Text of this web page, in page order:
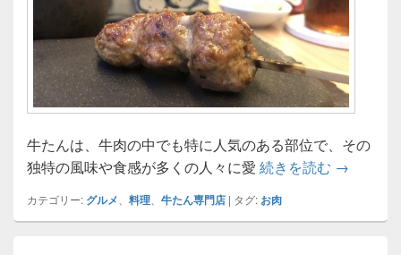
牛たんは、牛肉の中でも特に人気のある部位で、その
独特の風味や食感が多くの人々に愛 続きを読む 牛たん専
→
カテゴリー: グルメ 料理 牛たん専門店 | タグ: お肉